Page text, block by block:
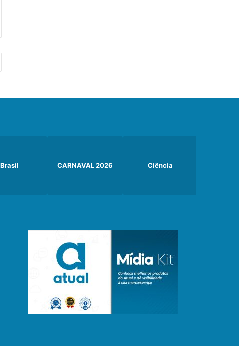
Brasil CARNAVAL 2026 Ciência